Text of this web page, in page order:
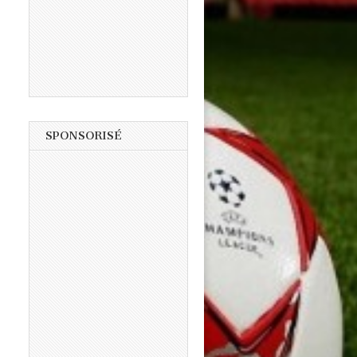
SPONSORISÉ